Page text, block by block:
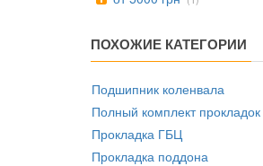
ПОХОЖИЕ КАТЕГОРИИ
Подшипник коленвала
Полный комплект прокладок
Прокладка ГБЦ
Прокладка поддона